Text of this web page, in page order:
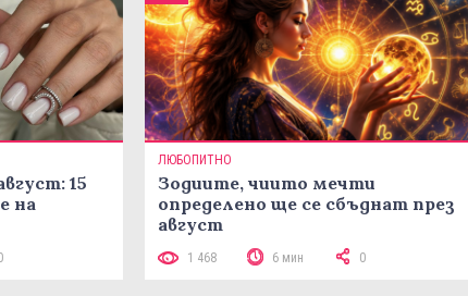
15
на
ЛЮБОПИТНО
Зодиите, чиито мечти
определено ще се сбъднат през
август
1 468 6 мин 0